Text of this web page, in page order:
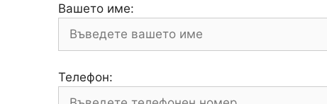
Вашето име:
Телефон: